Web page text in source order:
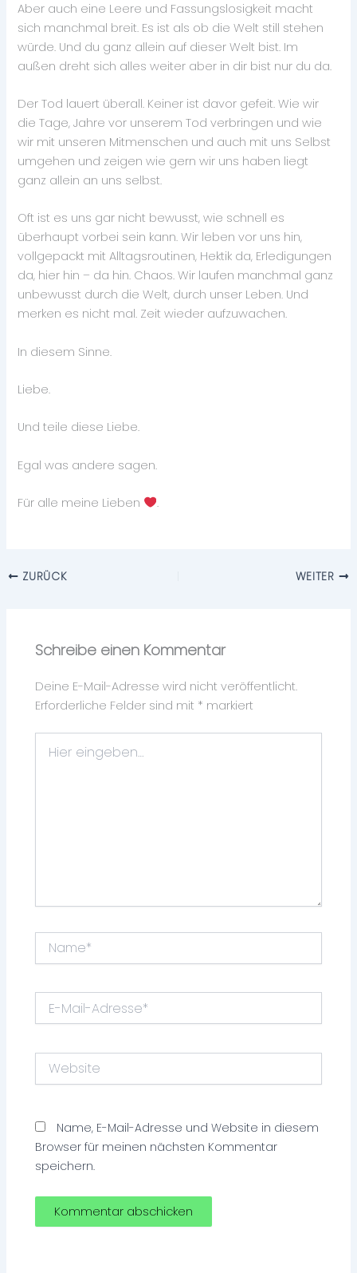
Aber auch eine Leere und Fassungslosigkeit macht
sich manchmal breit. Es ist als ob die Welt still stehen
würde. Und du ganz allein auf dieser Welt bist. Im
außen dreht sich alles weiter aber in dir bist nur du da.
Der Tod lauert überall. Keiner ist davor gefeit. Wie wir
die Tage, Jahre vor unserem Tod verbringen und wie
wir mit unseren Mitmenschen und auch mit uns Selbst
umgehen und zeigen wie gern wir uns haben liegt
ganz allein an uns selbst.
Oft ist es uns gar nicht bewusst, wie schnell es
überhaupt vorbei sein kann. Wir leben vor uns hin,
vollgepackt mit Alltagsroutinen, Hektik da, Erledigungen
da, hier hin – da hin. Chaos. Wir laufen manchmal ganz
unbewusst durch die Welt, durch unser Leben. Und
merken es nicht mal. Zeit wieder aufzuwachen.
In diesem Sinne.
Liebe.
Und teile diese Liebe.
Egal was andere sagen.
Für alle meine Lieben .
ZURÜCK WEITER
Schreibe einen Kommentar
Deine E-Mail-Adresse wird nicht veröffentlicht.
Erforderliche Felder sind mit * markiert
eingeben…
Mail-
Website
Name, E-Mail-Adresse und Website in diesem
Browser für meinen nächsten Kommentar
speichern.